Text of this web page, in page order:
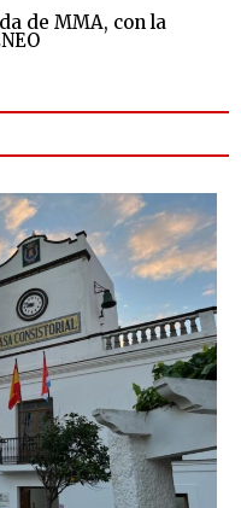
de MMA, con la